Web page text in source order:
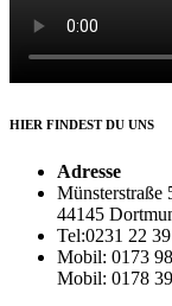
HIER FINDEST DU UNS
Adresse
Münsterstraße
44145
Tel:0231 22
Mobil: 0173
Mobil: 0178